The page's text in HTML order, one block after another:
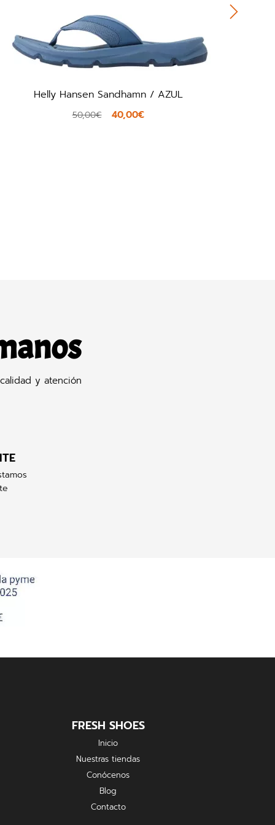
Helly Hansen Sandhamn / AZUL
50,00€ 40,00€
y atención
FRESH SHOES
Inicio
Nuestras tiendas
Conócenos
Blog
Contacto